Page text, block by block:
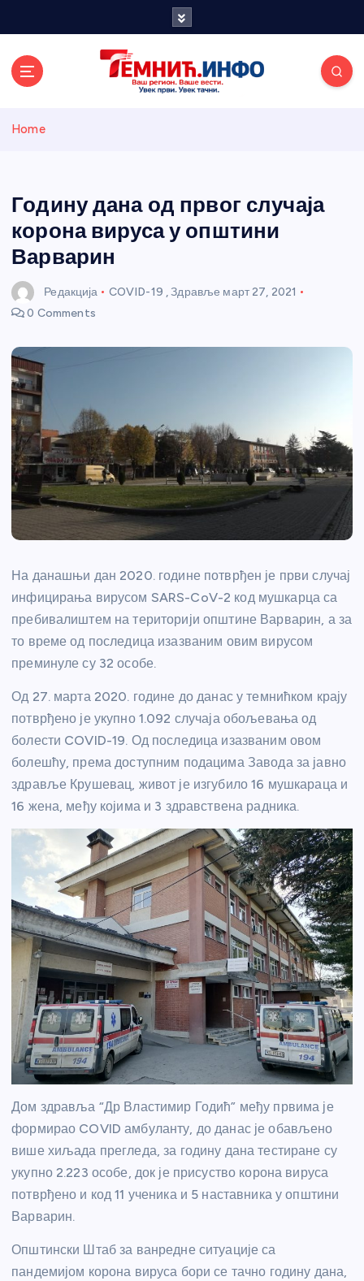
и портал
Home
Годину дана од првог случаја
корона вируса у општини
Варварин
Редакција COVID-19 ,Здравље март 27, 2021
0 Comments
На данашњи дан 2020. године потврђен је први случај
инфицирања вирусом SARS-CoV-2 код мушкарца са
пребивалиштем на територији општине Варварин, а за
то време од последица изазваним овим вирусом
преминуле су 32 особе.
Од 27. марта 2020. године до данас у темнићком крају
потврђено је укупно 1.092 случаја обољевања од
болести COVID-19. Од последица изазваним овом
болешћу, према доступним подацима Завода за јавно
здравље Крушевац, живот је изгубило 16 мушкараца и
16 жена, међу којима и 3 здравствена радника.
Дом здравља “Др Властимир Годић” међу првима је
формирао COVID амбуланту, до данас је обављено
више хиљада прегледа, за годину дана тестиране су
укупно 2.223 особе, док је присуство корона вируса
потврђено и код 11 ученика и 5 наставника у општини
Варварин.
Општински Штаб за ванредне ситуације са
пандемијом корона вируса бори се тачно годину дана,